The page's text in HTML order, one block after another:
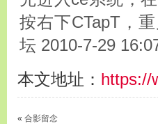
按右下CTapT，
坛 2010-7-29
本文地址： https://
« 合影留念